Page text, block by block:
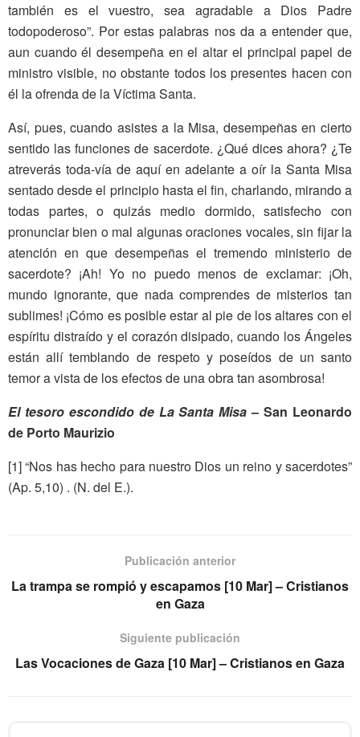
también es el vuestro, sea agradable a Dios Padre
todopoderoso”. Por estas palabras nos da a entender que,
aun cuando él desempeña en el altar el principal papel de
ministro visible, no obstante todos los presentes hacen con
él la ofrenda de la Víctima Santa.
Así, pues, cuando asistes a la Misa, desempeñas en cierto
sentido las funciones de sacerdote. ¿Qué dices ahora? ¿Te
atreverás toda-vía de aquí en adelante a oír la Santa Misa
sentado desde el principio hasta el fin, charlando, mirando a
todas partes, o quizás medio dormido, satisfecho con
pronunciar bien o mal algunas oraciones vocales, sin fijar la
atención en que desempeñas el tremendo ministerio de
sacerdote? ¡Ah! Yo no puedo menos de exclamar: ¡Oh,
mundo ignorante, que nada comprendes de misterios tan
sublimes! ¡Cómo es posible estar al pie de los altares con el
espíritu distraído y el corazón disipado, cuando los Ángeles
están allí temblando de respeto y poseídos de un santo
temor a vista de los efectos de una obra tan asombrosa!
El tesoro escondido de La Santa Misa – San Leonardo
de Porto Maurizio
[1] “Nos has hecho para nuestro Dios un reino ysacerdotes”
(Ap. 5,10) . (N. del E.).
Publicación anterior
La trampa se rompió y escapamos [10 Mar] – Cristianos
en Gaza
Siguiente publicación
Las Vocaciones de Gaza [10 Mar] – Cristianos en Gaza